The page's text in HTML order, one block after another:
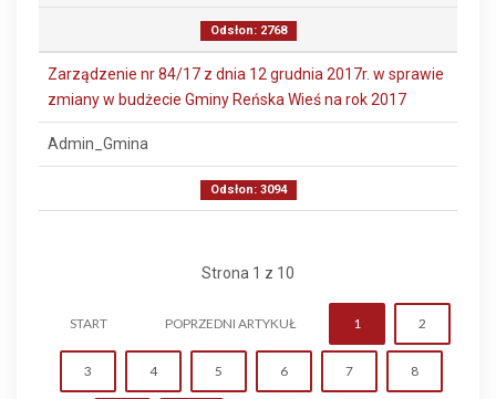
Odsłon: 2768
Zarządzenie nr 84/17 z dnia 12 grudnia 2017r. w sprawie
zmiany w budżecie Gminy Reńska Wieś na rok 2017
Admin_Gmina
Odsłon: 3094
Strona 1 z 10
START POPRZEDNI ARTYKUŁ 1 2
3 4 5 6 7 8